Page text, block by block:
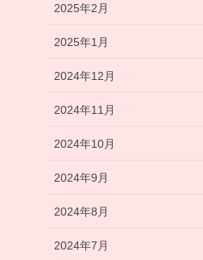
2025年2月
2025年1月
2024年12月
2024年11月
2024年10月
2024年9月
2024年8月
2024年7月